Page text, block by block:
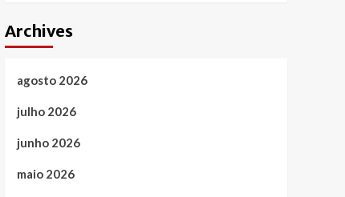
Archives
agosto 2026
julho 2026
junho 2026
maio 2026